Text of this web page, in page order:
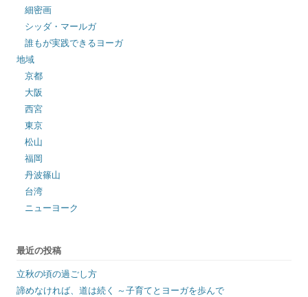
細密画
シッダ・マールガ
誰もが実践できるヨーガ
地域
京都
大阪
西宮
東京
松山
福岡
丹波篠山
台湾
ニューヨーク
最近の投稿
立秋の頃の過ごし方
諦めなければ、道は続く ～子育てとヨーガを歩んで